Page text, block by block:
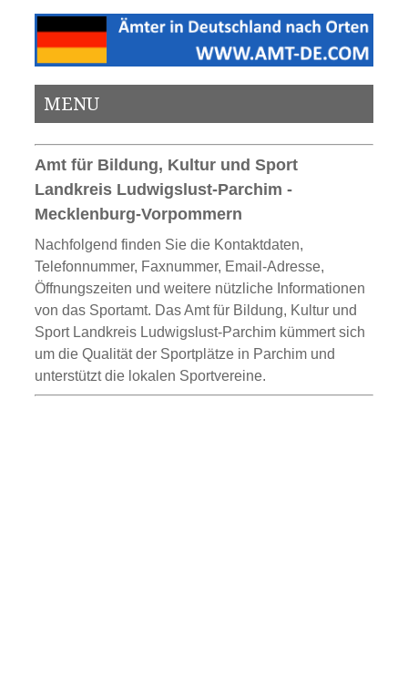
MENU
Amt für Bildung, Kultur und Sport
Landkreis Ludwigslust-Parchim -
Mecklenburg-Vorpommern
Nachfolgend finden Sie die Kontaktdaten,
Telefonnummer, Faxnummer, Email-Adresse,
Öffnungszeiten und weitere nützliche Informationen
von das Sportamt. Das Amt für Bildung, Kultur und
Sport Landkreis Ludwigslust-Parchim kümmert sich
um die Qualität der Sportplätze in Parchim und
unterstützt die lokalen Sportvereine.